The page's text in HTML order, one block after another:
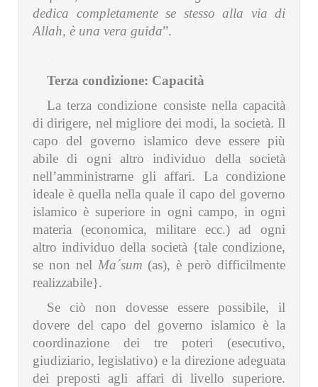
dedica completamente se stesso alla via di
Allah, è una vera guida”.
Terza condizione: Capacità
La terza condizione consiste nella capacità
di dirigere, nel migliore dei modi, la società. Il
capo del governo islamico deve essere più
abile di ogni altro individuo della società
nell’amministrarne gli affari. La condizione
ideale è quella nella quale il capo del governo
islamico è superiore in ogni campo, in ogni
materia (economica, militare ecc.) ad ogni
altro individuo della società {tale condizione,
se non nel Ma´sum (as), è però difficilmente
realizzabile}.
Se ciò non dovesse essere possibile, il
dovere del capo del governo islamico è la
coordinazione dei tre poteri (esecutivo,
giudiziario, legislativo) e la direzione adeguata
dei preposti agli affari di livello superiore.